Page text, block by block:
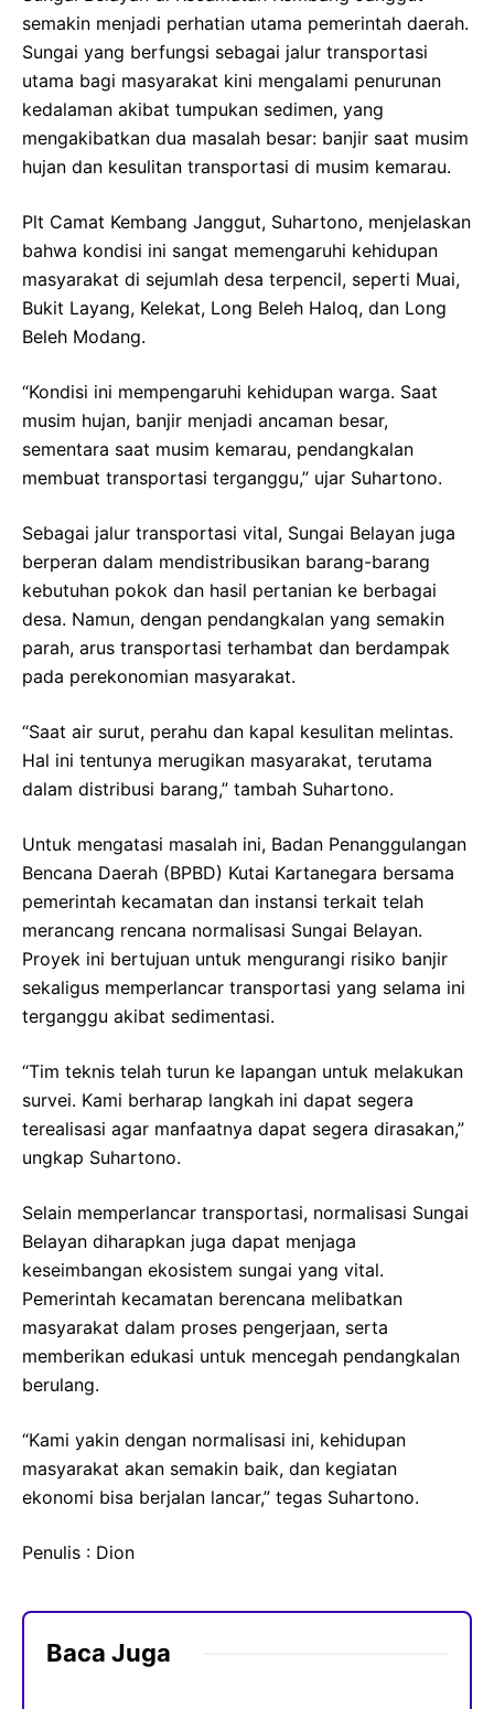
semakin menjadi perhatian utama pemerintah daerah.
Sungai yang berfungsi sebagai jalur transportasi
utama bagi masyarakat kini mengalami penurunan
kedalaman akibat tumpukan sedimen, yang
mengakibatkan dua masalah besar: banjir saat musim
hujan dan kesulitan transportasi di musim kemarau.
Plt Camat Kembang Janggut, Suhartono, menjelaskan
bahwa kondisi ini sangat memengaruhi kehidupan
masyarakat di sejumlah desa terpencil, seperti Muai,
Bukit Layang, Kelekat, Long Beleh Haloq, dan Long
Beleh Modang.
“Kondisi ini mempengaruhi kehidupan warga. Saat
musim hujan, banjir menjadi ancaman besar,
sementara saat musim kemarau, pendangkalan
membuat transportasi terganggu,” ujar Suhartono.
Sebagai jalur transportasi vital, Sungai Belayan juga
berperan dalam mendistribusikan barang-barang
kebutuhan pokok dan hasil pertanian ke berbagai
desa. Namun, dengan pendangkalan yang semakin
parah, arus transportasi terhambat dan berdampak
pada perekonomian masyarakat.
“Saat air surut, perahu dan kapal kesulitan melintas.
Hal ini tentunya merugikan masyarakat, terutama
dalam distribusi barang,” tambah Suhartono.
Untuk mengatasi masalah ini, Badan Penanggulangan
Bencana Daerah (BPBD) Kutai Kartanegara bersama
pemerintah kecamatan dan instansi terkait telah
merancang rencana normalisasi Sungai Belayan.
Proyek ini bertujuan untuk mengurangi risiko banjir
sekaligus memperlancar transportasi yang selama ini
terganggu akibat sedimentasi.
“Tim teknis telah turun ke lapangan untuk melakukan
survei. Kami berharap langkah ini dapat segera
terealisasi agar manfaatnya dapat segera dirasakan,”
ungkap Suhartono.
Selain memperlancar transportasi, normalisasi Sungai
Belayan diharapkan juga dapat menjaga
keseimbangan ekosistem sungai yang vital.
Pemerintah kecamatan berencana melibatkan
masyarakat dalam proses pengerjaan, serta
memberikan edukasi untuk mencegah pendangkalan
berulang.
“Kami yakin dengan normalisasi ini, kehidupan
masyarakat akan semakin baik, dan kegiatan
ekonomi bisa berjalan lancar,” tegas Suhartono.
Penulis : Dion
Baca Juga